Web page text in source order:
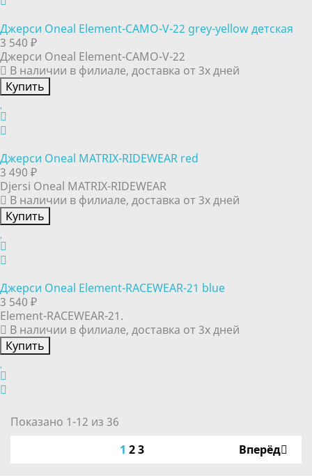
Джерси Oneal Element-CAMO-V-22 grey-yellow детская
3 540 ₽
Джерси Oneal Element-CAMO-V-22
В наличии в филиале, доставка от 3х дней
Купить
Джерси Oneal MATRIX-RIDEWEAR red
3 490 ₽
Djersi Oneal MATRIX-RIDEWEAR
В наличии в филиале, доставка от 3х дней
Купить
Джерси Oneal Element-RACEWEAR-21 blue
3 540 ₽
Element-RACEWEAR-21.
В наличии в филиале, доставка от 3х дней
Купить
Показано 1-12 из 36
1 23 Вперёд